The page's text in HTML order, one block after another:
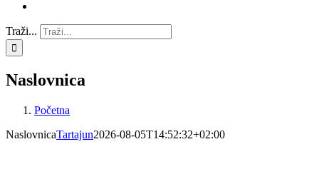
Traži...
Naslovnica
Početna
NaslovnicaTartajun2026-08-05T14:52:32+02:00